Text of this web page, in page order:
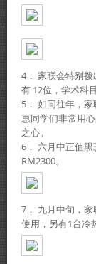
4． 家联会特别
有 12位，学术科
5． 如同往年，
惠同学们非常用
之心。
6． 六月中正值
RM2300。
7． 九月中旬，
使用，另有1台冷